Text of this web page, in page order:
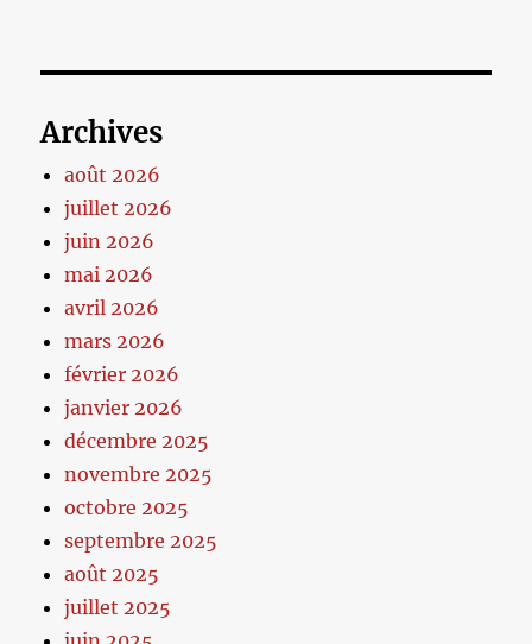
Archives
août 2026
juillet 2026
juin 2026
mai 2026
avril 2026
mars 2026
février 2026
janvier 2026
décembre 2025
novembre 2025
octobre 2025
septembre 2025
août 2025
juillet 2025